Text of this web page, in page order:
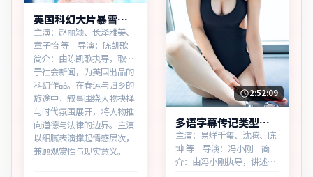
英国科幻大片暴雪追
缉热播更新中
主演：赵丽颖、长泽雅美、
章子怡 等 导演：陈凯歌
简介：由陈凯歌执导，取材
于社会新闻，为英国出品的
科幻作品。在春运与归乡的
旅途中，叙事围绕人物抉择
与时代氛围展开，将人物推
向道德与法律的边界。主演
以细腻表演撑起情感层次，
兼顾观赏性与现实意义。
2:52:09
多语字幕传记类型迷
城追缉热播更新中
主演：易烊千玺、沈腾、陈
坤 等 导演：冯小刚 简
介：由冯小刚执导，讲述普